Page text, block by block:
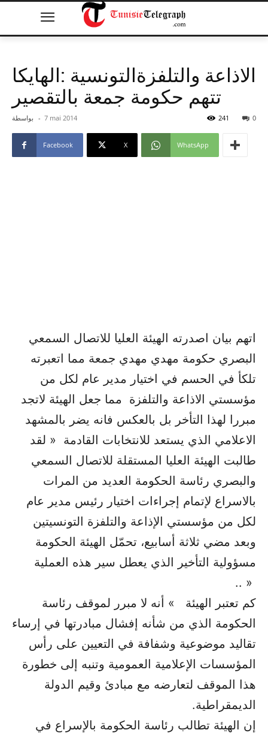
الاذاعة والتلفزةالتونسية :الهايكا
تتهم حكومة جمعة بالتقصير
بواسطة - 7 mai 2014 0
241
Facebook X WhatsApp
اتهم بيان اصدرته الهيئة العليا للاتصال السمعي
البصري حكومة مهدي مهدي جمعة مما اتعبرته
تلكأ في الحسم في اختيار مدير عام لكل من
مؤسستي الاذاعة والتلفزة مما جعل الهيئة لاتجد
مبررا لهذا التأخر بل بالعكس فانه يضر بالمشهد
الاعلامي الذي يستعد للانتخابات القادمة « لقد
طالبت الهيئة العليا المستقلة للاتصال السمعي
والبصري رئاسة الحكومة العديد من المرات
بالاسراع لإتمام إجراءات اختيار رئيس مدير عام
لكل من مؤسستي الإذاعة والتلفزة التونسيتين
وبعد مضي ثلاثة أسابيع، تحمّل الهيئة الحكومة
مسؤولية التأخير الذي يعطل سير هذه العملية
« ..
كم تعتبر الهيئة » أنه لا مبرر لموقف رئاسة
الحكومة الذي من شأنه إفشال مبادرتها في إرساء
تقاليد موضوعية وشفافة في التعيين على رأس
المؤسسات الإعلامية العمومية وتنبه إلى خطورة
هذا الموقف لتعارضه مع مبادئ وقيم الدولة
الديمقراطية.
إن الهيئة تطالب رئاسة الحكومة بالإسراع في